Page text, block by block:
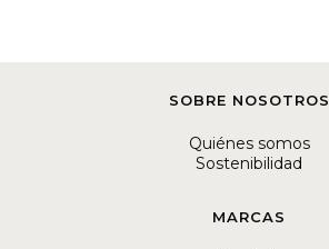
SOBRE NOSOTROS
Quiénes somos
Sostenibilidad
MARCAS